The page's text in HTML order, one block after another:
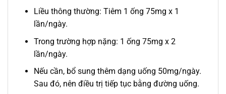
Liều thông thường: Tiêm 1 ống 75mg x 1
lần/ngày.
Trong trường hợp nặng: 1 ống 75mg x 2
lần/ngày.
Nếu cần, bổ sung thêm dạng uống 50mg/ngày.
Sau đó, nên điều trị tiếp tục bằng đường uống.